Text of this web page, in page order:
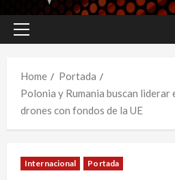
Primary
Home
Portada
Polonia y Rumania buscan liderar
drones con fondos de la UE
Internacional Portada